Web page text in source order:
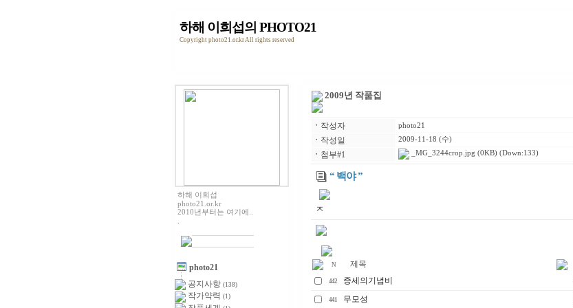
하해 이희섭의 PHOTO21
Copyright photo21.or.kr All rights reserved
하해 이희섭
photo21.or.kr
2010년부터는 여기에..
photo21
공지사항 (138)
작가약력 (1)
2009년 작품집
ㆍ 작성자 photo21
ㆍ 작성일 2009-11-18 (수)
ㆍ 첨부#1 _MG_3244crop.jpg (0KB) (Down:133)
“ 백야 ”
ㅈ
N 제목
442 증세의기념비
441 무모성